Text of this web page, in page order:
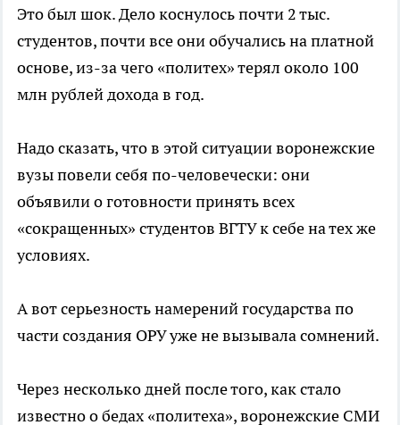
Это был шок. Дело коснулось почти 2 тыс.
студентов, почти все они обучались на платной
основе, из-за чего «политех» терял около 100
млн рублей дохода в год.
Надо сказать, что в этой ситуации воронежские
вузы повели себя по-человечески: они
объявили о готовности принять всех
«сокращенных» студентов ВГТУ к себе на тех же
условиях.
А вот серьезность намерений государства по
части создания ОРУ уже не вызывала сомнений.
Через несколько дней после того, как стало
известно о бедах «политеха», воронежские СМИ